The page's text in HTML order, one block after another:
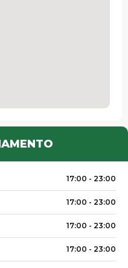
17:00 - 23:00
17:00 - 23:00
17:00 - 23:00
17:00 - 23:00